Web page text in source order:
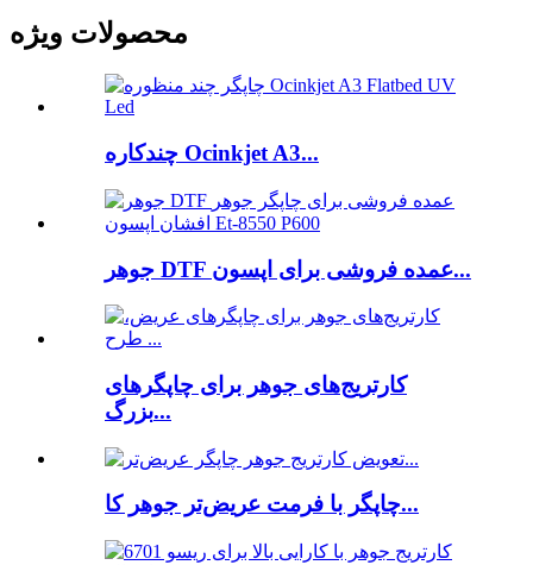
محصولات ویژه
چندکاره Ocinkjet A3...
جوهر DTF عمده فروشی برای اپسون...
کارتریج‌های جوهر برای چاپگرهای
بزرگ...
چاپگر با فرمت عریض‌تر جوهر کا...